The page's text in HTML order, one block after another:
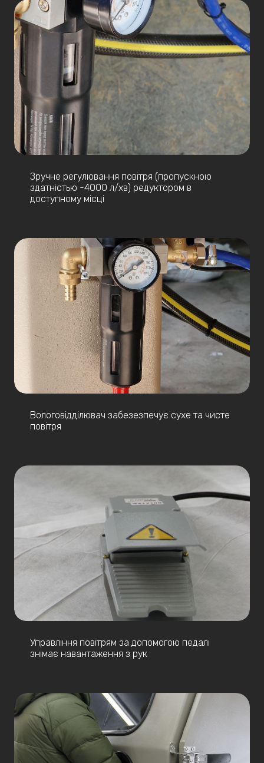
Зручне регулювання повітря (пропускною
здатністью -4000 л/хв) редуктором в
доступному місці
Вологовідділювач забезезпечує сухе та чисте
повітря
Управління повітрям за допомогою педалі
знімає навантаження з рук